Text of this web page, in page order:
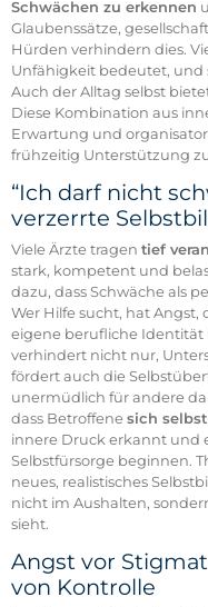
Schwächen zu erkennen
Glaubenssätze,
Hürden verhindern dies.
Unfähigkeit bedeutet, und
Auch der Alltag selbst
Diese Kombination aus
Erwartung und
frühzeitig Unterstützung
“Ich darf nicht
verzerrte
Viele Ärzte tragen tief
stark, kompetent und
dazu, dass Schwäche als
Wer Hilfe sucht, hat Angst,
eigene berufliche Identität
verhindert nicht nur,
fördert auch die
unermüdlich für andere
dass Betroffene sich
innere Druck erkannt und
Selbstfürsorge beginnen.
neues, realistisches
nicht im Aushalten,
sieht.
Angst vor
von Kontrolle